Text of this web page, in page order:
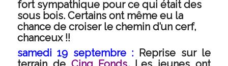
fort sympathique pour ce qui était des
sous bois. Certains ont même eu la
chance de croiser le chemin d’un cerf,
chanceux !!
samedi 19 septembre : Reprise sur le